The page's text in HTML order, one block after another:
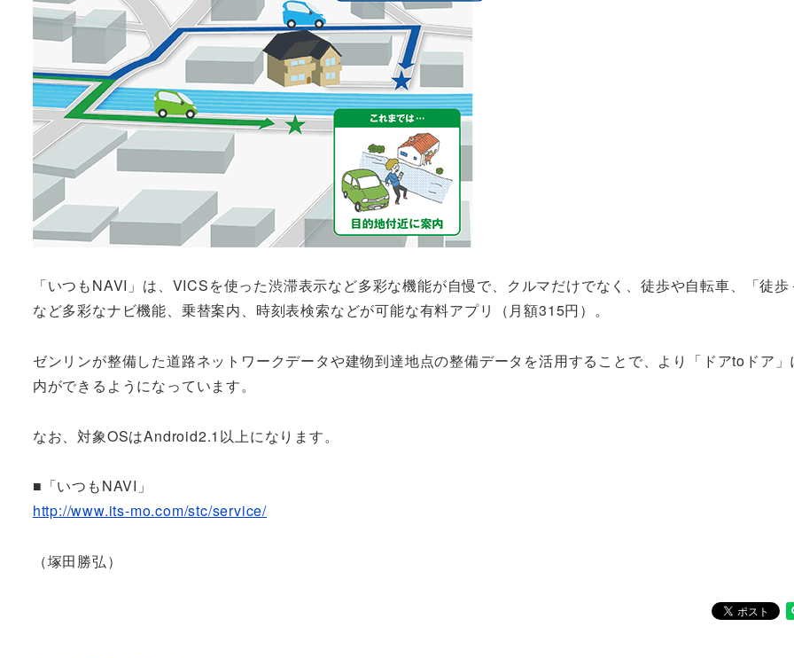
「いつもNAVI」は、VICSを使った渋滞表示など多彩な機能が自慢で、クルマだけでなく、徒歩や自転車、「徒
など多彩なナビ機能、乗替案内、時刻表検索などが可能な有料アプリ（月額315円）。
ゼンリンが整備した道路ネットワークデータや建物到達地点の整備データを活用することで、より「ドアtoドア
内ができるようになっています。
なお、対象OSはAndroid2.1以上になります。
■「いつもNAVI」
http://www.its-mo.com/stc/service/
（塚田勝弘）